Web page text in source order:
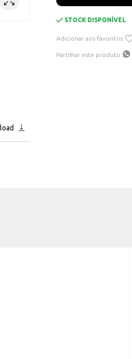
STOCK DISPONÍVEL
Adicionar aos favoritos
Partilhar este produto